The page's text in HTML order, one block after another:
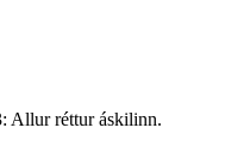
Allur réttur áskilinn.